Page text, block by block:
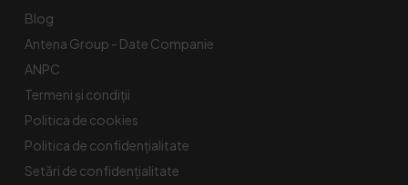
Blog
Antena Group - Date Companie
ANPC
Termeni și condiții
Politica de cookies
Politica de confidențialitate
Setări de confidențialitate